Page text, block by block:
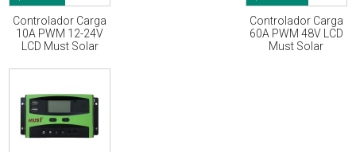
Controlador Carga
10A PWM 12-24V
LCD Must Solar
Controlador Carga
60A PWM 48V LCD
Must Solar